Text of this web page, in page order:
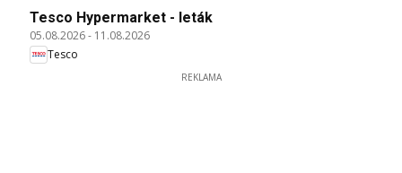
Tesco Hypermarket - leták
05.08.2026- 11.08.2026
Tesco
REKLAMA